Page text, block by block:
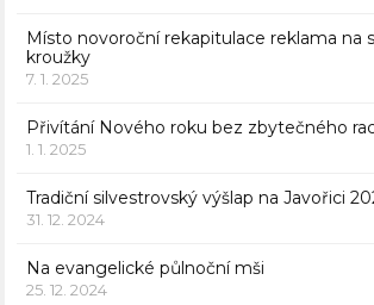
Místo novoroční rekapitulace reklama na
kroužky
7. 1. 2025
Přivítání Nového roku bez zbytečného
1. 1. 2025
Tradiční silvestrovský výšlap na Javořici
31. 12. 2024
Na evangelické půlnoční mši
25. 12. 2024